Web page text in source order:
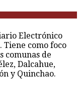
Electrónico
Tiene como foco
comunas de
Dalcahue,
y Quinchao.